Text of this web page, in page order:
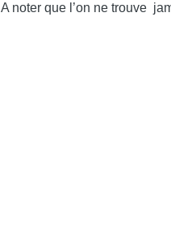
A noter que l’on ne trouve